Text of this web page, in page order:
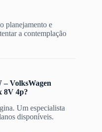
planejamento e
a contemplação
– VolksWagen
8V 4p?
Um especialista
disponíveis.